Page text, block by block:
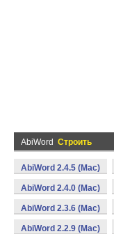
AbiWord Строить
AbiWord 2.4.5 (Mac)
AbiWord 2.4.0 (Mac)
AbiWord 2.3.6 (Mac)
AbiWord 2.2.9 (Mac)